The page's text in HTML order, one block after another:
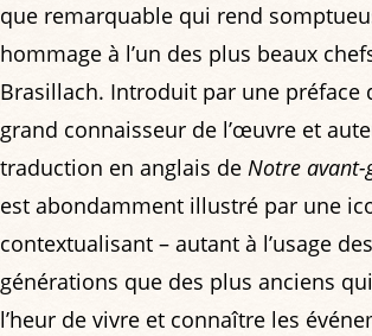
que remarquable qui rend
hommage à l’un des plus beaux
Brasillach. Introduit par une préface
grand connaisseur de l’œuvre et
traduction en anglais de Notre avant-
est abondamment illustré par une
contextualisant – autant à l’usage
générations que des plus anciens
l’heur de vivre et connaître les